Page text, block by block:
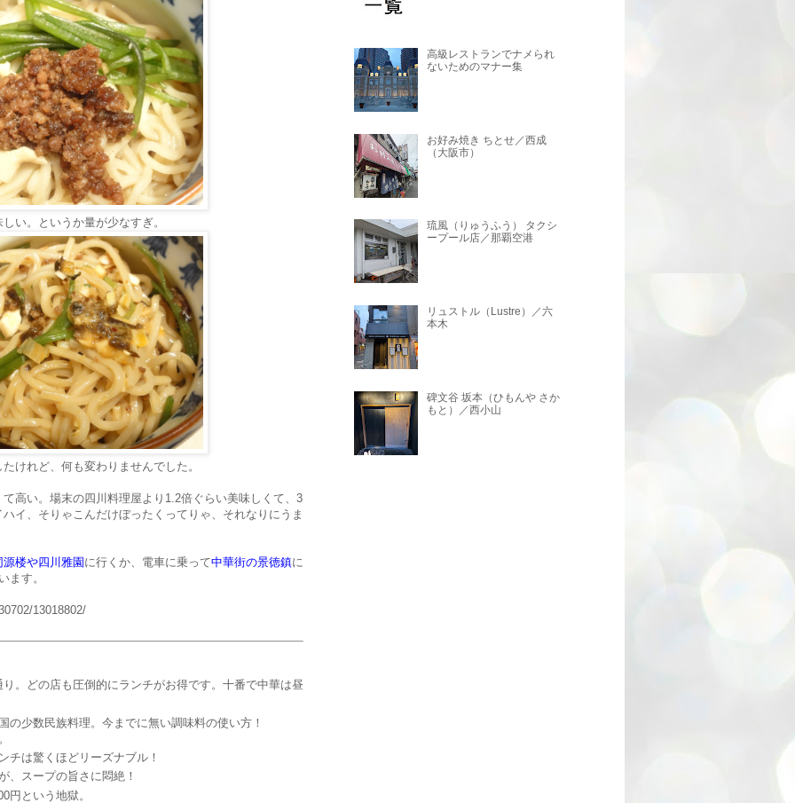
い。というか量が少なすぎ。
けれど、何も変わりませんでした。
高い。場末の四川料理屋より1.2倍ぐらい美味しくて、3
イ、そりゃこんだけぼったくってりゃ、それなりにうま
楼や四川雅園 に行くか、電車に乗って中華街の景徳鎮に
ます。
13018802/
。どの店も圧倒的にランチがお得です。十番で中華は昼
少数民族料理。今までに無い調味料の使い方！
は驚くほどリーズナブル！
スープの旨さに悶絶！
という地獄。
高級レストランでナメられ
ないためのマナー集
お好み焼き ちとせ／西成
（大阪市）
琉風（りゅうふう） タクシ
ープール店／那覇空港
リュストル（Lustre）／六
本木
碑文谷 坂本（ひもんや さか
もと）／西小山